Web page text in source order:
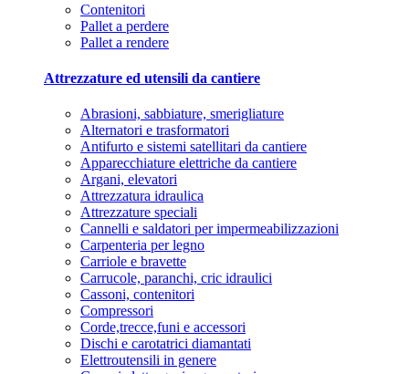
Contenitori
Pallet a perdere
Pallet a rendere
Attrezzature ed utensili da cantiere
Abrasioni, sabbiature, smerigliature
Alternatori e trasformatori
Antifurto e sistemi satellitari da cantiere
Apparecchiature elettriche da cantiere
Argani, elevatori
Attrezzatura idraulica
Attrezzature speciali
Cannelli e saldatori per impermeabilizzazioni
Carpenteria per legno
Carriole e bravette
Carrucole, paranchi, cric idraulici
Cassoni, contenitori
Compressori
Corde,trecce,funi e accessori
Dischi e carotatrici diamantati
Elettroutensili in genere